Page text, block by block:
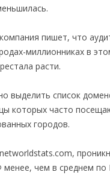
пишет, что
миллионниках в
расти.
выделить список
которых часто
городов.
менее, чем в среднем по